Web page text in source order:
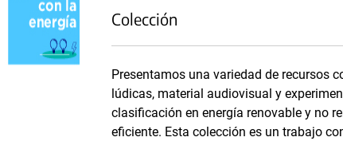
Colección
Presentamos una variedad de recursos
lúdicas, material audiovisual y
clasificación en energía renovable y no
eficiente. Esta colección es un trabajo